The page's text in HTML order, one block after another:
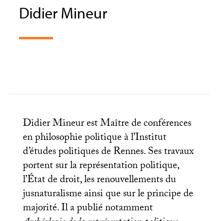
Didier Mineur
Didier Mineur est Maître de conférences
en philosophie politique à l’Institut
d’études politiques de Rennes. Ses travaux
portent sur la représentation politique,
l’État de droit, les renouvellements du
jusnaturalisme ainsi que sur le principe de
majorité. Il a publié notamment